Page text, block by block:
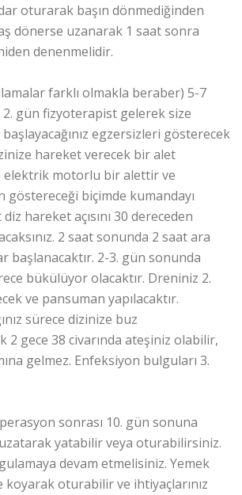
oturarak başın dönmediğinden
dönerse uzanarak 1 saat sonra
denenmelidir.
farklı olmakla beraber) 5-7
2. gün fizyoterapist gelerek size
egzersizleri gösterecek
hareket verecek bir alet
elektrik motorlu bir alettir ve
biçimde kumandayı
hareket açısını 30 dereceden
2 saat sonunda 2 saat ara
başlanacaktır. 2-3. gün sonunda
bükülüyor olacaktır. Dreniniz 2.
ve pansuman yapılacaktır.
sürece dizinize buz
2 gece 38 civarında ateşiniz olabilir,
gelmez. Enfeksiyon bulguları 3.
sonrası 10. gün sonuna
uzatarak yatabilir veya oturabilirsiniz.
devam etmelisiniz. Yemek
koyarak oturabilir ve ihtiyaçlarınız